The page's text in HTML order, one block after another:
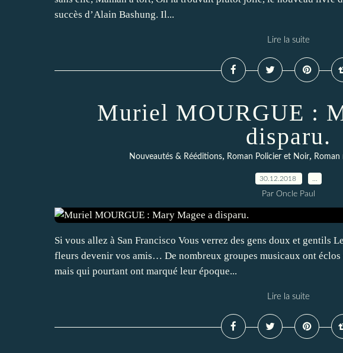
succès d’Alain Bashung. Il...
Lire la suite
Muriel MOURGUE :
disparu.
Nouveautés & Rééditions, Roman Policier et Noir, Roman
30.12.2018
Par Oncle Paul
Si vous allez à San Francisco Vous verrez des gens doux et gentils
fleurs devenir vos amis… De nombreux groupes musicaux ont éclos
mais qui pourtant ont marqué leur époque...
Lire la suite